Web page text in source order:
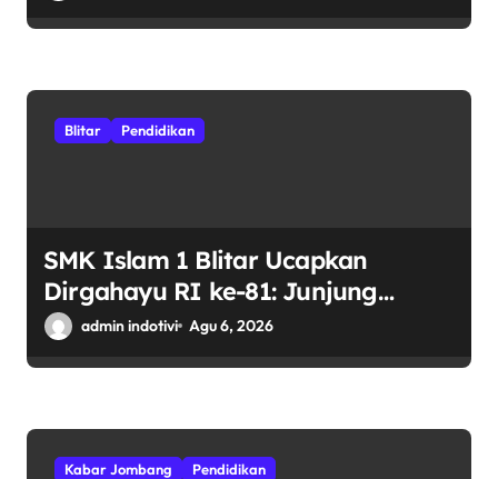
Blitar Pendidikan
SMK Islam 1 Blitar Ucapkan
Dirgahayu RI ke-81: Junjung
Tinggi Semangat Kebhinekaan
admin indotivi Agu 6, 2026
Kabar Jombang Pendidikan